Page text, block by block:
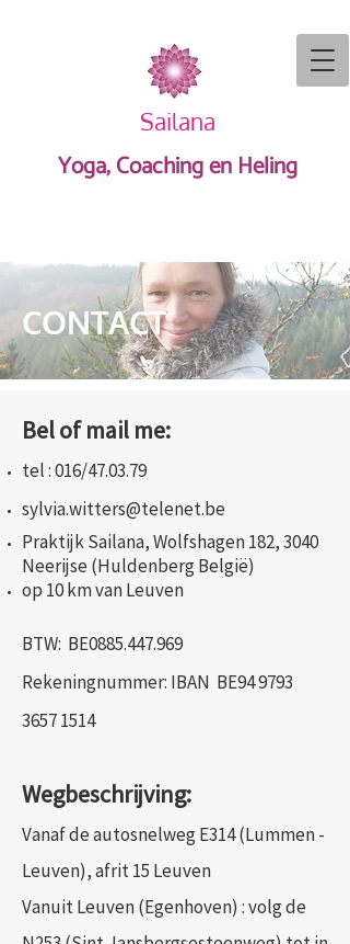
Sailana
Yoga, Coaching en Heling
CONTACT
Bel of mail me:
tel : 016/47.03.79
sylvia.witters@telenet.be
Praktijk Sailana, Wolfshagen 182, 3040
Neerijse (Huldenberg België)
op 10 km van Leuven
BTW: BE0885.447.969
Rekeningnummer: IBAN BE949793
3657 1514
Wegbeschrijving:
Vanaf de autosnelweg E314 (Lummen -
Leuven), afrit 15 Leuven
Vanuit Leuven (Egenhoven) : volg de